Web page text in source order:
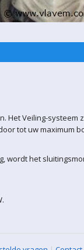
Het Veiling-systeem
tot uw maximum
wordt het